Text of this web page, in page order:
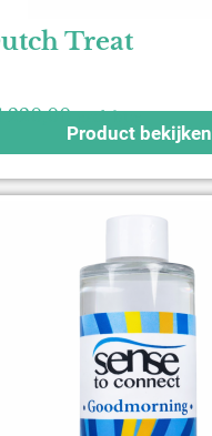
Treat
220,00
Product bekijken